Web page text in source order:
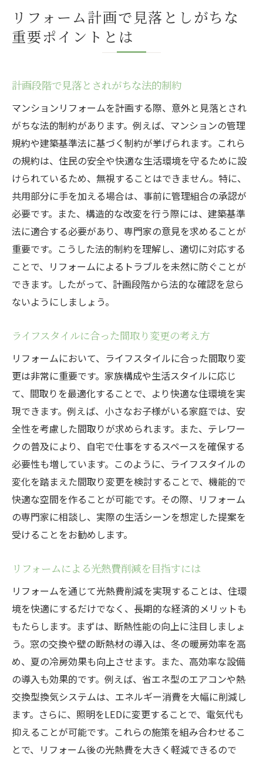
リフォーム計画で見落としがちな
重要ポイントとは
計画段階で見落とされがちな法的制約
マンションリフォームを計画する際、意外と見落とされ
がちな法的制約があります。例えば、マンションの管理
規約や建築基準法に基づく制約が挙げられます。これら
の規約は、住民の安全や快適な生活環境を守るために設
けられているため、無視することはできません。特に、
共用部分に手を加える場合は、事前に管理組合の承認が
必要です。また、構造的な改変を行う際には、建築基準
法に適合する必要があり、専門家の意見を求めることが
重要です。こうした法的制約を理解し、適切に対応する
ことで、リフォームによるトラブルを未然に防ぐことが
できます。したがって、計画段階から法的な確認を怠ら
ないようにしましょう。
ライフスタイルに合った間取り変更の考え方
リフォームにおいて、ライフスタイルに合った間取り変
更は非常に重要です。家族構成や生活スタイルに応じ
て、間取りを最適化することで、より快適な住環境を実
現できます。例えば、小さなお子様がいる家庭では、安
全性を考慮した間取りが求められます。また、テレワー
クの普及により、自宅で仕事をするスペースを確保する
必要性も増しています。このように、ライフスタイルの
変化を踏まえた間取り変更を検討することで、機能的で
快適な空間を作ることが可能です。その際、リフォーム
の専門家に相談し、実際の生活シーンを想定した提案を
受けることをお勧めします。
リフォームによる光熱費削減を目指すには
リフォームを通じて光熱費削減を実現することは、住環
境を快適にするだけでなく、長期的な経済的メリットも
もたらします。まずは、断熱性能の向上に注目しましょ
う。窓の交換や壁の断熱材の導入は、冬の暖房効率を高
め、夏の冷房効果も向上させます。また、高効率な設備
の導入も効果的です。例えば、省エネ型のエアコンや熱
交換型換気システムは、エネルギー消費を大幅に削減し
ます。さらに、照明をLEDに変更することで、電気代も
抑えることが可能です。これらの施策を組み合わせるこ
とで、リフォーム後の光熱費を大きく軽減できるので